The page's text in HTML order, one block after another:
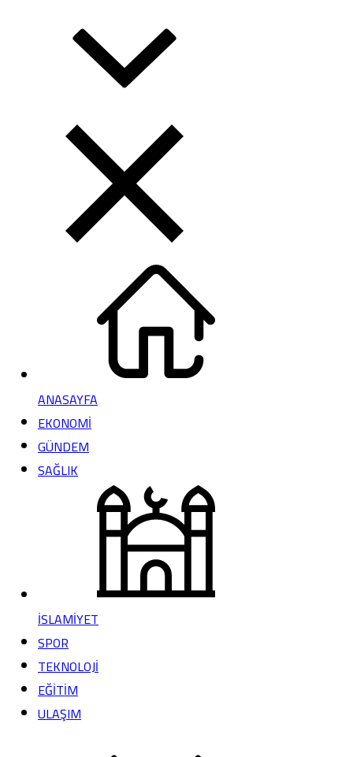
ANASAYFA
EKONOMİ
GÜNDEM
SAĞLIK
İSLAMİYET
SPOR
TEKNOLOJİ
EĞİTİM
ULAŞIM